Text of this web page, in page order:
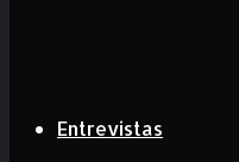
Entrevistas